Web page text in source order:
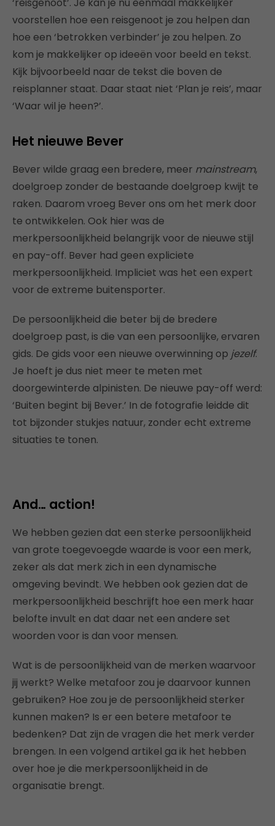
‘reisgenoot’. Je kan je nu eenmaal makkelijker
voorstellen hoe een reisgenoot je zou helpen dan
hoe een ‘betrokken verbinder’ je zou helpen. Zo
kom je makkelijker op ideeën voor beeld en tekst.
Kijk bijvoorbeeld naar de tekst die boven de
reisplanner staat. Daar staat niet ‘Plan je reis’, maar
‘Waar wil je heen?’.
Het nieuwe Bever
Bever wilde graag een bredere, meer mainstream,
doelgroep zonder de bestaande doelgroep kwijt te
raken. Daarom vroeg Bever ons om het merk door
te ontwikkelen. Ook hier was de
merkpersoonlijkheid belangrijk voor de nieuwe stijl
en pay-off. Bever had geen expliciete
merkpersoonlijkheid. Impliciet was het een expert
voor de extreme buitensporter.
De persoonlijkheid die beter bij de bredere
doelgroep past, is die van een persoonlijke, ervaren
gids. De gids voor een nieuwe overwinning op jezelf.
Je hoeft je dus niet meer te meten met
doorgewinterde alpinisten. De nieuwe pay-off werd:
‘Buiten begint bij Bever.’ In de fotografie leidde dit
tot bijzonder stukjes natuur, zonder echt extreme
situaties te tonen.
And… action!
We hebben gezien dat een sterke persoonlijkheid
van grote toegevoegde waarde is voor een merk,
zeker als dat merk zich in een dynamische
omgeving bevindt. We hebben ook gezien dat de
merkpersoonlijkheid beschrijft hoe een merk haar
belofte invult en dat daar net een andere set
woorden voor is dan voor mensen.
Wat is de persoonlijkheid van de merken waarvoor
jij werkt? Welke metafoor zou je daarvoor kunnen
gebruiken? Hoe zou je de persoonlijkheid sterker
kunnen maken? Is er een betere metafoor te
bedenken? Dat zijn de vragen die het merk verder
brengen. In een volgend artikel ga ik het hebben
over hoe je die merkpersoonlijkheid in de
organisatie brengt.